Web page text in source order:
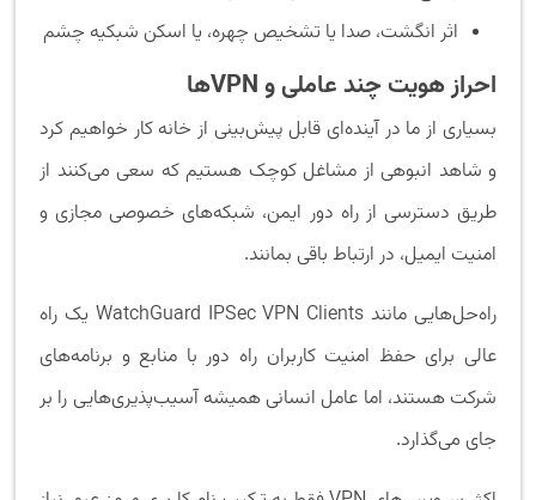
اثر انگشت، صدا یا تشخیص چهره، یا اسکن شبکیه چشم
احراز هویت چند عاملی وVPNها
بسیاری از ما در آینده­‌ای قابل پیش‌بینی از خانه کار خواهیم کرد
و شاهد انبوهی از مشاغل کوچک هستیم که سعی می‌کنند از
طریق دسترسی از راه دور ایمن، شبکه‌های خصوصی مجازی و
امنیت ایمیل، در ارتباط باقی بمانند.
راه‌حل‌هایی مانند WatchGuard IPSec VPN Clients یک راه
عالی برای حفظ امنیت کاربران راه دور با منابع و برنامه‌های
شرکت هستند، اما عامل انسانی همیشه آسیب‌پذیری‌هایی را بر
جای می‌گذارد.